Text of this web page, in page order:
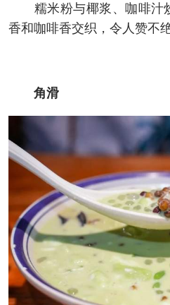
糯米粉与椰浆、咖啡汁
香和咖啡香交织，令人赞不绝
角滑